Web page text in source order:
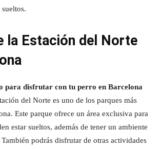
la Estación del Norte
para disfrutar con tu perro en Barcelona
del Norte es uno de los parques más
Este parque ofrece un área exclusiva para
estar sueltos, además de tener un ambiente
podrás disfrutar de otras actividades